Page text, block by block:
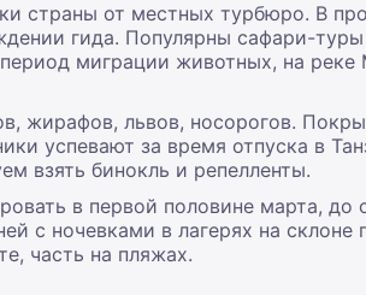
страны от местных турбюро. В
гида. Популярны сафари-
миграции животных, на
жирафов, львов, носорогов.
успевают за время отпуска в
взять бинокль и репелленты.
в первой половине марта,
с ночевками в лагерях на
часть на пляжах.